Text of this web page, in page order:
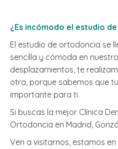
¿Es incómodo el estudio
El estudio de ortodoncia se
sencilla y cómoda en
desplazamientos, te
otra, porque sabemos que
importante para ti.
Si buscas la mejor Clínica
Ortodoncia en Madrid,
Ven a visitarnos, estamos